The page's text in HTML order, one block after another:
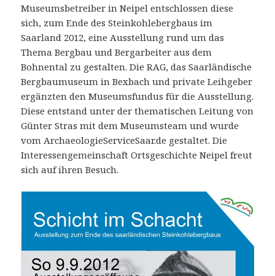
Museumsbetreiber in Neipel entschlossen diese
sich, zum Ende des Steinkohlebergbaus im
Saarland 2012, eine Ausstellung rund um das
Thema Bergbau und Bergarbeiter aus dem
Bohnental zu gestalten. Die RAG, das Saarländische
Bergbaumuseum in Bexbach und private Leihgeber
ergänzten den Museumsfundus für die Ausstellung.
Diese entstand unter der thematischen Leitung von
Günter Stras mit dem Museumsteam und wurde
vom ArchaeologieServiceSaar.de gestaltet. Die
Interessengemeinschaft Ortsgeschichte Neipel freut
sich auf ihren Besuch.